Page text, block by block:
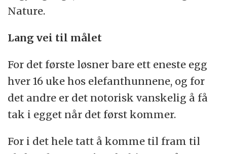
Nature.
Lang vei til målet
For det første løsner bare ett eneste egg
hver 16 uke hos elefanthunnene, og for
det andre er det notorisk vanskelig å få
tak i egget når det først kommer.
For i det hele tatt å komme til fram til